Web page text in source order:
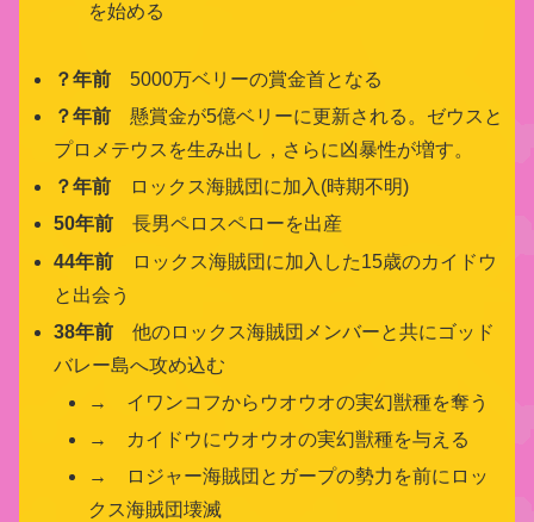
を始める
？年前 5000万ベリーの賞金首となる
？年前 懸賞金が5億ベリーに更新される。ゼウスと
プロメテウスを生み出し，さらに凶暴性が増す。
？年前 ロックス海賊団に加入(時期不明)
50年前 長男ペロスペローを出産
44年前 ロックス海賊団に加入した15歳のカイドウ
と出会う
38年前 他のロックス海賊団メンバーと共にゴッド
バレー島へ攻め込む
→ イワンコフからウオウオの実幻獣種を奪う
→ カイドウにウオウオの実幻獣種を与える
→ ロジャー海賊団とガープの勢力を前にロッ
クス海賊団壊滅